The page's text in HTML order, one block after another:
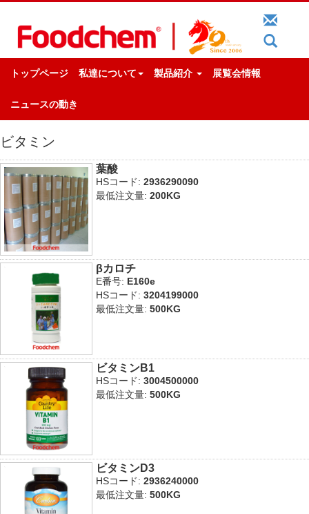
トップページ 私達について 製品紹介 展覧会情報
ニュースの動き
ビタミン
葉酸
HSコード:2936290090
最低注文量:200KG
βカロチ
E番号: E160e
HSコード:3204199000
最低注文量:500KG
ビタミンB1
HSコード:3004500000
最低注文量:500KG
ビタミンD3
HSコード:2936240000
最低注文量:500KG